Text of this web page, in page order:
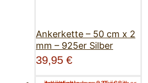
Ankerkette – 50 cm x 2
mm – 925er Silber
39,95 €